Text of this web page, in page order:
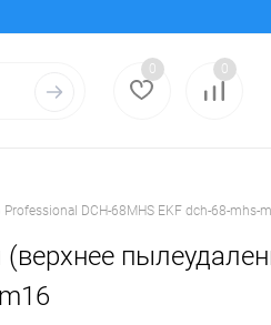
0 0
DCH-68MHS EKF dch-68-mhs-